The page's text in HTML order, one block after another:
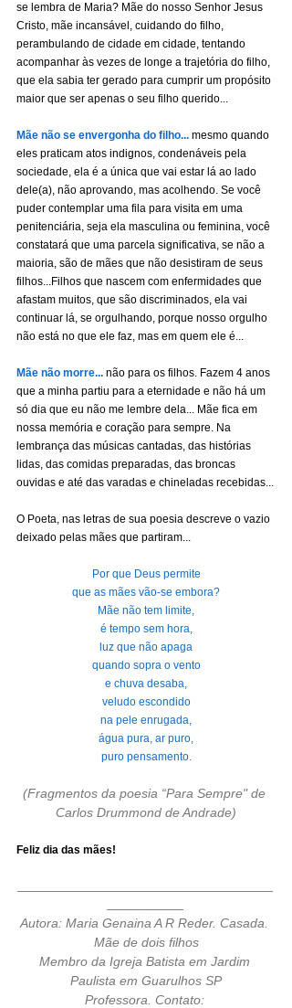
se lembra de Maria? Mãe do nosso Senhor Jesus
Cristo, mãe incansável, cuidando do filho,
perambulando de cidade em cidade, tentando
acompanhar às vezes de longe a trajetória do filho,
que ela sabia ter gerado para cumprir um propósito
maior que ser apenas o seu filho querido...
Mãe não se envergonha do filho... mesmo quando
eles praticam atos indignos, condenáveis pela
sociedade, ela é a única que vai estar lá ao lado
dele(a), não aprovando, mas acolhendo. Se você
puder contemplar uma fila para visita em uma
penitenciária, seja ela masculina ou feminina, você
constatará que uma parcela significativa, se não a
maioria, são de mães que não desistiram de seus
filhos...Filhos que nascem com enfermidades que
afastam muitos, que são discriminados, ela vai
continuar lá, se orgulhando, porque nosso orgulho
não está no que ele faz, mas em quem ele é...
Mãe não morre... não para os filhos. Fazem 4 anos
que a minha partiu para a eternidade e não há um
só dia que eu não me lembre dela... Mãe fica em
nossa memória e coração para sempre. Na
lembrança das músicas cantadas, das histórias
lidas, das comidas preparadas, das broncas
ouvidas e até das varadas e chineladas recebidas...
O Poeta, nas letras de sua poesia descreve o vazio
deixado pelas mães que partiram...
Por que Deus permite
que as mães vão-se embora?
Mãe não tem limite,
é tempo sem hora,
luz que não apaga
quando sopra o vento
e chuva desaba,
veludo escondido
na pele enrugada,
água pura, ar puro,
puro pensamento.
(Fragmentos da poesia “Para Sempre" de
Carlos Drummond de Andrade)
Feliz dia das mães!
Autora: Maria Genaina A R Reder. Casada.
Mãe de dois filhos
Membro da Igreja Batista em Jardim
Paulista em Guarulhos SP
Professora. Contato: